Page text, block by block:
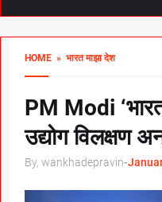
HOME » भारत माझा देश
PM Modi
उद्योग विलक्षण
By, wankhadepravin-